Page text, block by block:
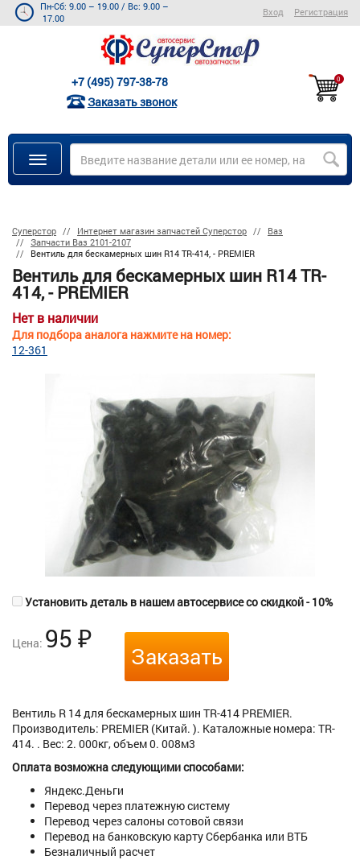
Пн-Сб: 9.00 – 19.00 / Вс: 9.00 –
17.00
Вход Регистрация
+7 (495) 797-38-78
Заказать звонок
0
Суперстор Интернет магазин запчастей Суперстор
Ваз
Запчасти Ваз 2101-2107
Вентиль для бескамерных шин R14 TR-414, - PREMIER
Вентиль для бескамерных шин R14 TR-
414, - PREMIER
Нет в наличии
Для подбора аналога нажмите на номер:
12-361
Установить деталь в нашем автосервисе со скидкой - 10%
Цена: 95 ₽
Заказать
Вентиль R 14 для бескамерных шин TR-414 PREMIER.
Производитель: PREMIER (Китай. ). Каталожные номера: TR-
414. . Вес: 2. 000кг, объем 0. 008м3
Оплата возможна следующими способами:
Яндекс.Деньги
Перевод через платежную систему
Перевод через салоны сотовой связи
Перевод на банковскую карту Сбербанка или ВТБ
Безналичный расчет